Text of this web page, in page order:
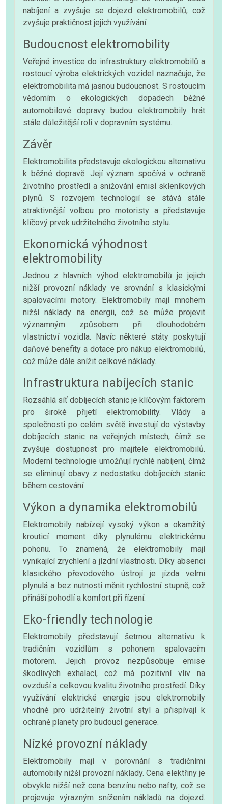
nabíjení a zvyšuje se dojezd elektromobilů, což
zvyšuje praktičnost jejich využívání.
Budoucnost elektromobility
Veřejné investice do infrastruktury elektromobilů a
rostoucí výroba elektrických vozidel naznačuje, že
elektromobilita má jasnou budoucnost. S rostoucím
vědomím o ekologických dopadech běžné
automobilové dopravy budou elektromobily hrát
stále důležitější roli v dopravním systému.
Závěr
Elektromobilita představuje ekologickou alternativu
k běžné dopravě. Její význam spočívá v ochraně
životního prostředí a snižování emisí skleníkových
plynů. S rozvojem technologií se stává stále
atraktivnější volbou pro motoristy a představuje
klíčový prvek udržitelného životního stylu.
Ekonomická výhodnost
elektromobility
Jednou z hlavních výhod elektromobilů je jejich
nižší provozní náklady ve srovnání s klasickými
spalovacími motory. Elektromobily mají mnohem
nižší náklady na energii, což se může projevit
významným způsobem při dlouhodobém
vlastnictví vozidla. Navíc některé státy poskytují
daňové benefity a dotace pro nákup elektromobilů,
což může dále snížit celkové náklady.
Infrastruktura nabíjecích stanic
Rozsáhlá síť dobíjecích stanic je klíčovým faktorem
pro široké přijetí elektromobility. Vlády a
společnosti po celém světě investují do výstavby
dobíjecích stanic na veřejných místech, čímž se
zvyšuje dostupnost pro majitele elektromobilů.
Moderní technologie umožňují rychlé nabíjení, čímž
se eliminují obavy z nedostatku dobíjecích stanic
během cestování.
Výkon a dynamika elektromobilů
Elektromobily nabízejí vysoký výkon a okamžitý
krouticí moment díky plynulému elektrickému
pohonu. To znamená, že elektromobily mají
vynikající zrychlení a jízdní vlastnosti. Díky absenci
klasického převodového ústrojí je jízda velmi
plynulá a bez nutnosti měnit rychlostní stupně, což
přináší pohodlí a komfort při řízení.
Eko-friendly technologie
Elektromobily představují šetrnou alternativu k
tradičním vozidlům s pohonem spalovacím
motorem. Jejich provoz nezpůsobuje emise
škodlivých exhalací, což má pozitivní vliv na
ovzduší a celkovou kvalitu životního prostředí. Díky
využívání elektrické energie jsou elektromobily
vhodné pro udržitelný životní styl a přispívají k
ochraně planety pro budoucí generace.
Nízké provozní náklady
Elektromobily mají v porovnání s tradičními
automobily nižší provozní náklady. Cena elektřiny je
obvykle nižší než cena benzínu nebo nafty, což se
projevuje výrazným snížením nákladů na dojezd.